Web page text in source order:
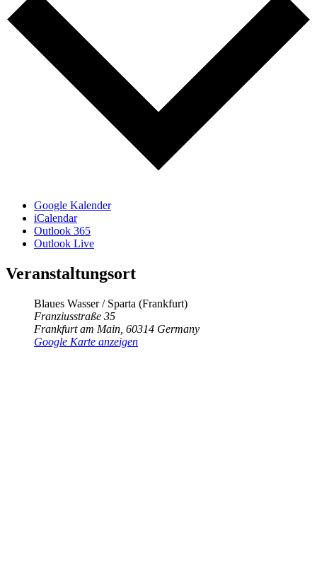
Google Kalender
iCalendar
Outlook 365
Outlook Live
Veranstaltungsort
Blaues Wasser / Sparta (Frankfurt)
Franziusstraße 35
Frankfurt am Main 60314 Germany
Google Karte anzeigen